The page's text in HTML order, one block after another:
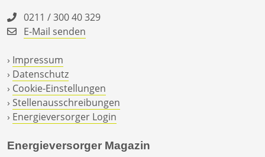
0211 / 300 40 329
E-Mail senden
› Impressum
› Datenschutz
› Cookie-Einstellungen
› Stellenausschreibungen
› Energieversorger Login
Energieversorger Magazin